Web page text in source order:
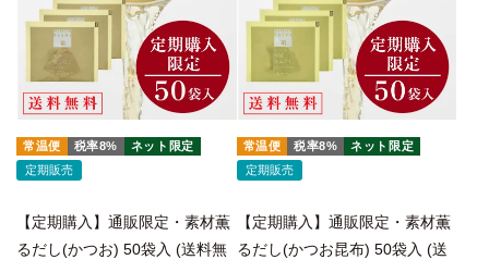
常温便 税率8%
ネット限定
定期販売
【定期購入】通販限定・素材薫
るだし(かつお) 50袋入 (送料無
常温便 税率8%
ネット限定
定期販売
【定期購入】通販限定・素材薫
るだし(かつお昆布) 50袋入 (送